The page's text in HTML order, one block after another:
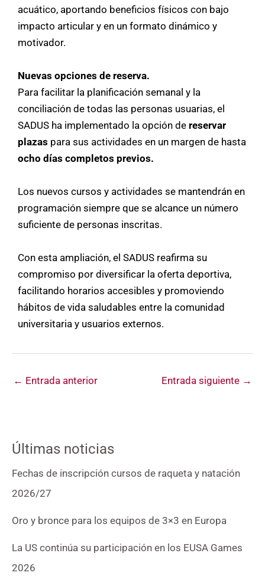
acuático, aportando beneficios físicos con bajo
impacto articular y en un formato dinámico y
motivador.
Nuevas opciones de reserva.
Para facilitar la planificación semanal y la
conciliación de todas las personas usuarias, el
SADUS ha implementado la opción de reservar
plazas para sus actividades en un margen de hasta
ocho días completos previos.
Los nuevos cursos y actividades se mantendrán en
programación siempre que se alcance un número
suficiente de personas inscritas.
Con esta ampliación, el SADUS reafirma su
compromiso por diversificar la oferta deportiva,
facilitando horarios accesibles y promoviendo
hábitos de vida saludables entre la comunidad
universitaria y usuarios externos.
← Entrada anterior Entrada siguiente →
Últimas noticias
Fechas de inscripción cursos de raqueta y natación
2026/27
Oro y bronce para los equipos de 3×3 en Europa
La US continúa su participación en los EUSA Games
2026